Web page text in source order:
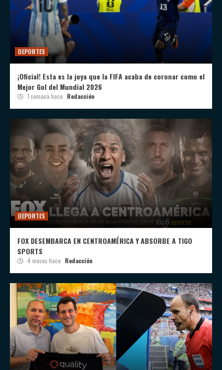
DEPORTES
¡Oficial! Esta es la joya que la FIFA acaba de coronar como el
Mejor Gol del Mundial 2026
1 semana hace Redacción
DEPORTES
FOX DESEMBARCA EN CENTROAMÉRICA Y ABSORBE A TIGO
SPORTS
4 meses hace Redacción